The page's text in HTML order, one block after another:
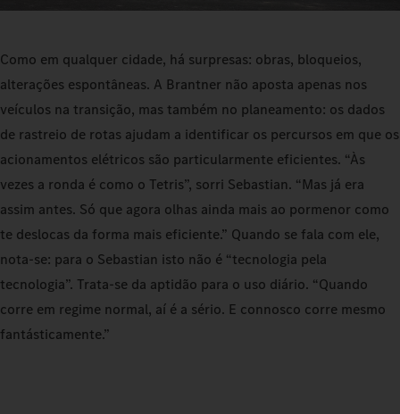
Como em qualquer cidade, há surpresas: obras, bloqueios,
alterações espontâneas. A Brantner não aposta apenas nos
veículos na transição, mas também no planeamento: os dados
de rastreio de rotas ajudam a identificar os percursos em que os
acionamentos elétricos são particularmente eficientes. “Às
vezes a ronda é como o Tetris”, sorri Sebastian. “Mas já era
assim antes. Só que agora olhas ainda mais ao pormenor como
te deslocas da forma mais eficiente.” Quando se fala com ele,
nota‑se: para o Sebastian isto não é “tecnologia pela
tecnologia”. Trata‑se da aptidão para o uso diário. “Quando
corre em regime normal, aí é a sério. E connosco corre mesmo
fantásticamente.”